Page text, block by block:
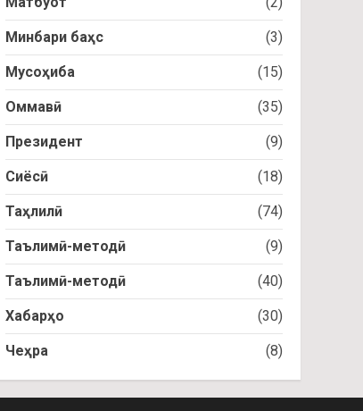
Минбари баҳс (3)
Мусоҳиба (15)
Оммавӣ (35)
Президент (9)
Сиёсӣ (18)
Таҳлилӣ (74)
Таълимӣ-методӣ (9)
Таълимӣ-методӣ (40)
Хабарҳо (30)
Чеҳра (8)